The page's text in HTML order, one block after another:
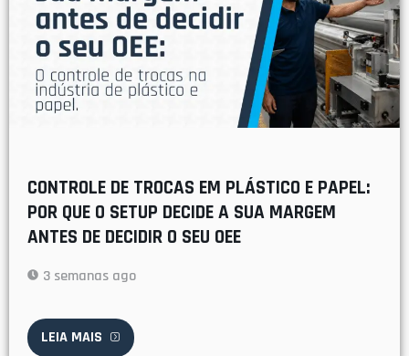
CONTROLE DE TROCAS EM PLÁSTICO E PAPEL:
POR QUE O SETUP DECIDE A SUA MARGEM
ANTES DE DECIDIR O SEU OEE
3 semanas ago
LEIA MAIS